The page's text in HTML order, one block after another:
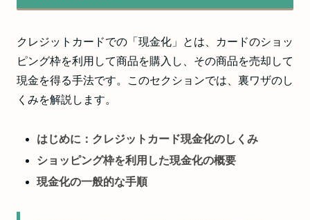
クレジットカードでの「現金化」とは、カードのショッ
ピング枠を利用して商品を購入し、その商品を売却して
現金を得る手法です。このセクションでは、裏ワザのし
くみを解説します。
はじめに：クレジットカード現金化のしくみ
ショッピング枠を利用した現金化の概要
現金化の一般的な手順